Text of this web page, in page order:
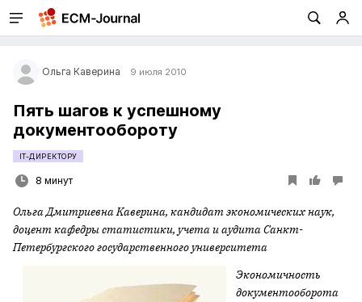
Ольга Каверина 9 июля 2010
Пять шагов к успешному
документообороту
IT-ДИРЕКТОРУ
8 минут
Ольга Дмитриевна Kaвepинa, кандидат экономических наук,
доцент кафедры статистики, учета и аудита Санкт-
Петербургского государственного университета
Экономичность
документооборота